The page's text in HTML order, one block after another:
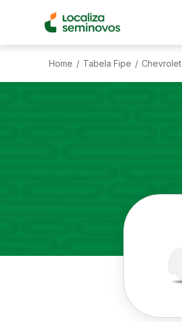
Home / Tabela Fipe / Chevrolet